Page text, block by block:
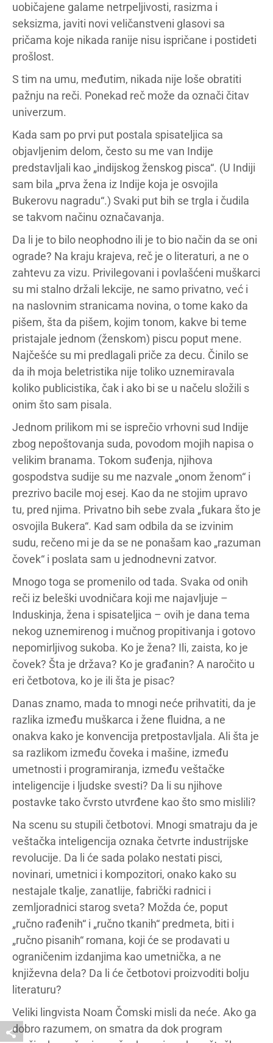
uobičajene galame netrpeljivosti, rasizma i
seksizma, javiti novi veličanstveni glasovi sa
pričama koje nikada ranije nisu ispričane i postideti
prošlost.
S tim na umu, međutim, nikada nije loše obratiti
pažnju na reči. Ponekad reč može da označi čitav
univerzum.
Kada sam po prvi put postala spisateljica sa
objavljenim delom, često su me van Indije
predstavljali kao „indijskog ženskog pisca“. (U Indiji
sam bila „prva žena iz Indije koja je osvojila
Bukerovu nagradu“.) Svaki put bih se trgla i čudila
se takvom načinu označavanja.
Da li je to bilo neophodno ili je to bio način da se oni
ograde? Na kraju krajeva, reč je o literaturi, a ne o
zahtevu za vizu. Privilegovani i povlašćeni muškarci
su mi stalno držali lekcije, ne samo privatno, već i
na naslovnim stranicama novina, o tome kako da
pišem, šta da pišem, kojim tonom, kakve bi teme
pristajale jednom (ženskom) piscu poput mene.
Najčešće su mi predlagali priče za decu. Činilo se
da ih moja beletristika nije toliko uznemiravala
koliko publicistika, čak i ako bi se u načelu složili s
onim što sam pisala.
Jednom prilikom mi se isprečio vrhovni sud Indije
zbog nepoštovanja suda, povodom mojih napisa o
velikim branama. Tokom suđenja, njihova
gospodstva sudije su me nazvale „onom ženom“ i
prezrivo bacile moj esej. Kao da ne stojim upravo
tu, pred njima. Privatno bih sebe zvala „fukara što je
osvojila Bukera“. Kad sam odbila da se izvinim
sudu, rečeno mi je da se ne ponašam kao „razuman
čovek“ i poslata sam u jednodnevni zatvor.
Mnogo toga se promenilo od tada. Svaka od onih
reči iz beleški uvodničara koji me najavljuje –
Induskinja, žena i spisateljica – ovih je dana tema
nekog uznemirenog i mučnog propitivanja i gotovo
nepomirljivog sukoba. Ko je žena? Ili, zaista, ko je
čovek? Šta je država? Ko je građanin? A naročito u
eri četbotova, ko je ili šta je pisac?
Danas znamo, mada to mnogi neće prihvatiti, da je
razlika između muškarca i žene fluidna, a ne
onakva kako je konvencija pretpostavljala. Ali šta je
sa razlikom između čoveka i mašine, između
umetnosti i programiranja, između veštačke
inteligencije i ljudske svesti? Da li su njihove
postavke tako čvrsto utvrđene kao što smo mislili?
Na scenu su stupili četbotovi. Mnogi smatraju da je
veštačka inteligencija oznaka četvrte industrijske
revolucije. Da li će sada polako nestati pisci,
novinari, umetnici i kompozitori, onako kako su
nestajale tkalje, zanatlije, fabrički radnici i
zemljoradnici starog sveta? Možda će, poput
„ručno rađenih“ i „ručno tkanih“ predmeta, biti i
„ručno pisanih“ romana, koji će se prodavati u
ograničenim izdanjima kao umetnička, a ne
književna dela? Da li će četbotovi proizvoditi bolju
literaturu?
Veliki lingvista Noam Čomski misli da neće. Ako ga
dobro razumem, on smatra da dok program